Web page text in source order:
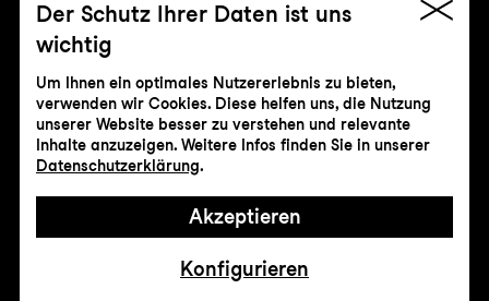
YouTube
Presse
© Genossenschaft Konzert und Theater
St.Gallen
Impressum
Datenschutz AGB Intranet
Der Schutz Ihrer Daten ist uns
wichtig
Um Ihnen ein optimales Nutzererlebnis zu bieten,
verwenden wir Cookies. Diese helfen uns, die Nutzung
unserer Website besser zu verstehen und relevante
Inhalte anzuzeigen. Weitere Infos finden Sie in unserer
Datenschutzerklärung.
Akzeptieren
Konfigurieren